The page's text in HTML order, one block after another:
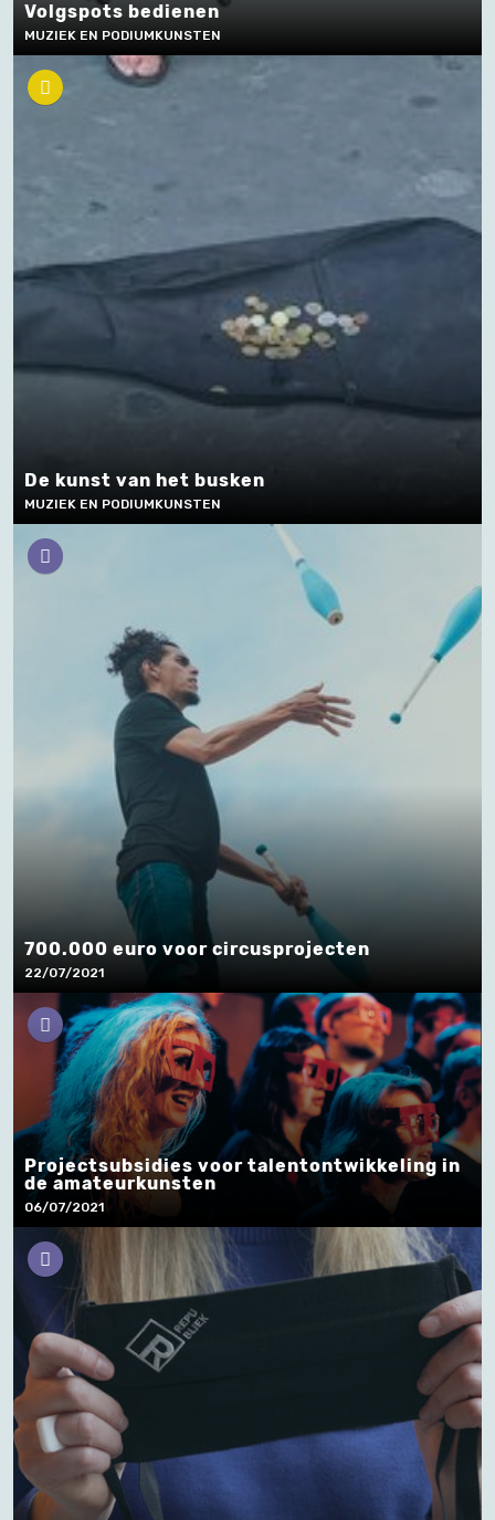
Volgspots bedienen
MUZIEK EN PODIUMKUNSTEN
De kunst van het busken
MUZIEK EN PODIUMKUNSTEN
700.000 euro voor cir­cus­pro­jec­ten
22/07/2021
Projectsubsidies voor talentontwikkeling in
de amateurkunsten
06/07/2021